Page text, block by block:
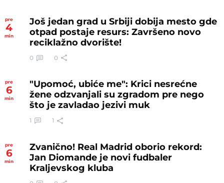
pre
4
min
Još jedan grad u Srbiji dobija mesto gde
otpad postaje resurs: Završeno novo
reciklažno dvorište!
0 0
pre
6
min
"Upomoć, ubiće me": Krici nesrećne
žene odzvanjali su zgradom pre nego
što je zavladao jezivi muk
1 1
pre
6
min
Zvanično! Real Madrid oborio rekord:
Jan Diomande je novi fudbaler
Kraljevskog kluba